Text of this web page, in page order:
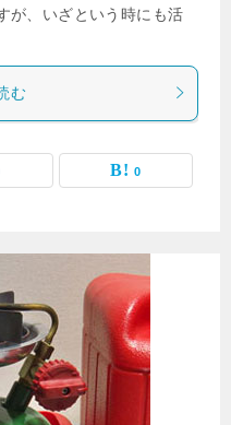
が、いざという時にも活
む
0